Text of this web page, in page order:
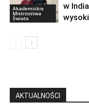
Akademickie
Mistrzostwa
Świata
w
AKTUALNOŚCI